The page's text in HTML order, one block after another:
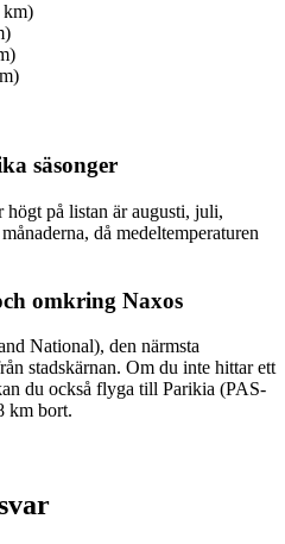
km)
säsonger
på listan är augusti, juli,
då medeltemperaturen
omkring Naxos
National), den närmsta
stadskärnan. Om du inte hittar ett
du också flyga till Parikia (PAS-
km bort.